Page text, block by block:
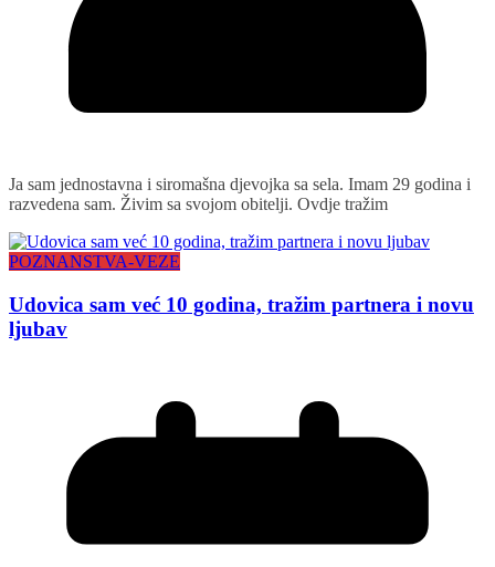
Ja sam jednostavna i siromašna djevojka sa sela. Imam 29 godina i
razvedena sam. Živim sa svojom obitelji. Ovdje tražim
POZNANSTVA-VEZE
Udovica sam već 10 godina, tražim partnera i novu
ljubav